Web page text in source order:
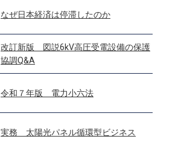
なぜ日本経済は停滞したのか
改訂新版 図説6kV高圧受電設備の保護
協調Q&A
令和７年版 電力小六法
実務 太陽光パネル循環型ビジネス